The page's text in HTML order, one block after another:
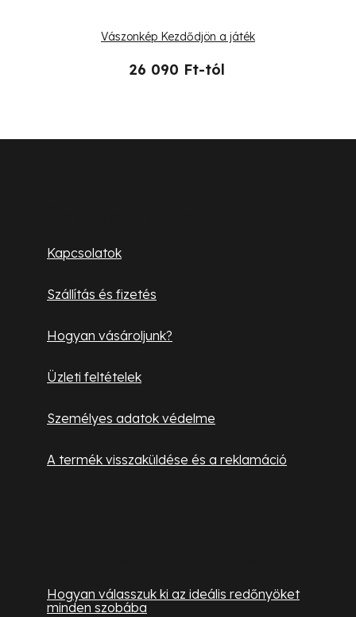
Vászonkép Kezdődjön a játék
26 090 Ft-tól
Kapcsolatok
Szállítás és fizetés
Hogyan vásároljunk?
Üzleti feltételek
Személyes adatok védelme
A termék visszaküldése és a reklamáció
Hogyan válasszuk ki az ideális redőnyöket
minden szobába